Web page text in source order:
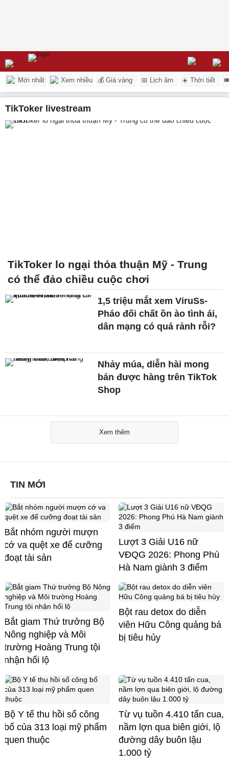
Mới nhất Xem nhiều 💰 Giá vàng 📅 Lịch âm ☀️ Thời tiết
TikToker livestream
TikToker lo ngại thỏa thuận Mỹ - Trung
có thể đảo chiều cuộc chơi
1,5 triệu mắt xem ViruSs-
Pháo đối chất ồn ào tình ái,
dân mạng có quá rảnh rỗi?
Nhảy múa, diễn hài mong
bán được hàng trên TikTok
Shop
Xem thêm
TIN MỚI
Bắt nhóm người mượn
cớ va quệt xe để cưỡng
đoạt tài sản
Lượt 3 Giải U16 nữ
VĐQG 2026: Phong Phú
Hà Nam giành 3 điểm
Bắt giam Thứ trưởng Bộ
Nông nghiệp và Môi
trường Hoàng Trung tội
nhận hối lộ
Bột rau detox do diễn
viên Hữu Công quảng bá
bị tiêu hủy
Bộ Y tế thu hồi số công
bố của 313 loại mỹ phẩm
quen thuộc
Từ vụ tuồn 4.410 tấn cua,
nầm lợn qua biên giới, lộ
đường dây buôn lậu
1.000 tỷ